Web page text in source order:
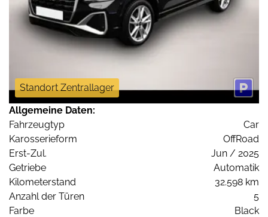
Standort Zentrallager
Allgemeine Daten:
Fahrzeugtyp
Car
Karosserieform
OffRoad
Erst-Zul.
Jun / 2025
Getriebe
Automatik
Kilometerstand
32.598 km
Anzahl der Türen
5
Farbe
Black